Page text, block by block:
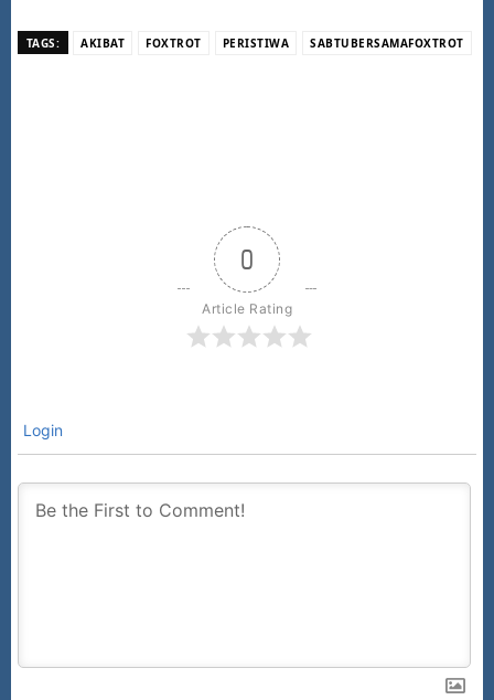
TAGS: AKIBAT FOXTROT PERISTIWA SABTUBERSAMAFOXTROT
0
Article Rating
Login